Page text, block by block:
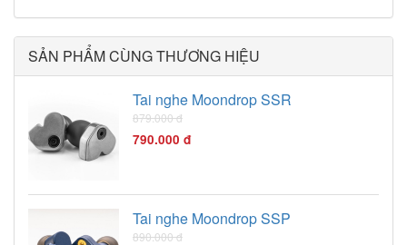
SẢN PHẨM CÙNG THƯƠNG HIỆU
Tai nghe Moondrop SSR
879.000 đ
790.000 đ
Tai nghe Moondrop SSP
890.000 đ